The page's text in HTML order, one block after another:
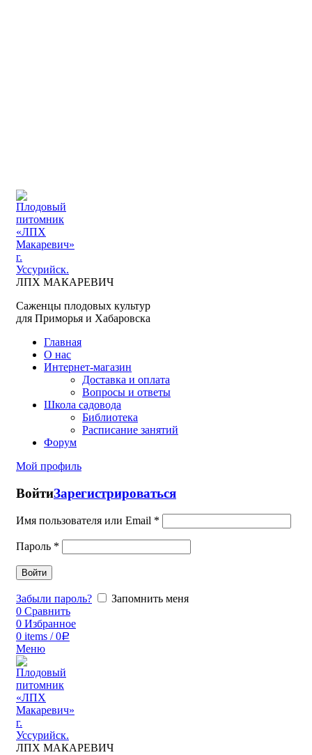
ЛПХ МАКАРЕВИЧ
Саженцы плодовых культур
для Приморья и Хабаровска
Главная
О нас
Интернет-магазин
Доставка и оплата
Вопросы и ответы
Школа садовода
Библиотека
Расписание занятий
Форум
Мой профиль
ВойтиЗарегистрироваться
Имя пользователя или Email *
Пароль *
Войти
Забыли пароль?
Запомнить меня
0 Сравнить
0 Избранное
0 items / 0Р
Меню
ЛПХ МАКАРЕВИЧ